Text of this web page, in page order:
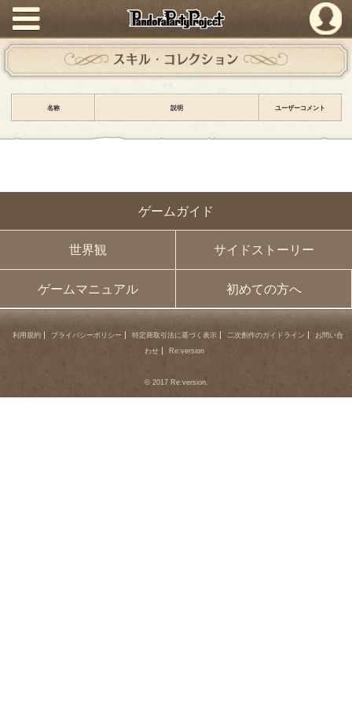
PandoraPartyProject
ゲームガイド
世界観 サイドストーリー
ゲームマニュアル 初めての方へ
スキル・コレクション
名称 説明 ユーザーコメント
利用規約 プライバシーポリシー 特定商取引法に基づく表示 二次創作のガイドライン
お問い合
わせ
Re:version
© 2017 Re:version.